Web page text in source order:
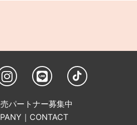
パートナー募集中
｜ CONTACT